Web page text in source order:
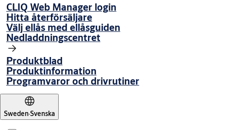
CLIQ Web Manager login
Hitta återförsäljare
Välj ellås med ellåsguiden
Nedladdningscentret
Produktblad
Produktinformation
Programvaror och drivrutiner
Sweden·Svenska